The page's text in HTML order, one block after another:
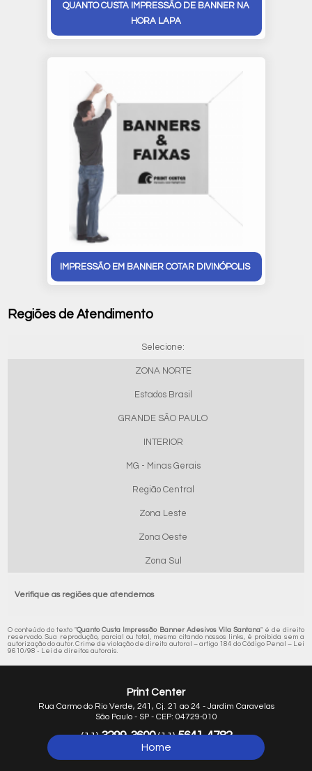
QUANTO CUSTA IMPRESSÃO DE BANNER NA
HORA LAPA
IMPRESSÃO EM BANNER COTAR DIVINÓPOLIS
Regiões de Atendimento
Selecione:
ZONA NORTE
Estados Brasil
GRANDE SÃO PAULO
INTERIOR
MG - Minas Gerais
Região Central
Zona Leste
Zona Oeste
Zona Sul
Verifique as regiões que atendemos
O conteúdo do texto "Quanto Custa Impressão Banner Adesivos Vila Santana" é de direito
reservado. Sua reprodução, parcial ou total, mesmo citando nossos links, é proibida sem a
autorização do autor. Crime de violação de direito autoral – artigo 184 do Código Penal – Lei
9610/98 - Lei de direitos autorais.
Print Center
Rua Carmo do Rio Verde, 241, Cj. 21 ao 24 - Jardim Caravelas
São Paulo - SP - CEP: 04729-010
(11)3299-3600(11)5641-4782
5641-1254
Home